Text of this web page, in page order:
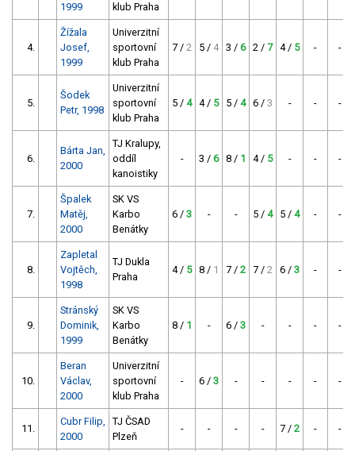
1999
klub Praha
4.
Žížala
Josef,
1999
Univerzitní
sportovní
klub Praha
7 / 2 5 / 4 3 / 6 2 / 7 4 / 5 - -
5.
Šodek
Petr, 1998
Univerzitní
sportovní
klub Praha
5 / 4 4 / 5 5 / 4 6 / 3 - - -
6.
Bárta Jan,
2000
TJ Kralupy,
oddíl
kanoistiky
- 3 / 6 8 / 1 4 / 5 - - -
7.
Špalek
Matěj,
2000
SK VS
Karbo
Benátky
6 / 3 - - 5 / 4 5 / 4 - -
8.
Zapletal
Vojtěch,
1998
TJ Dukla
Praha
4 / 5 8 / 1 7 / 2 7 / 2 6 / 3 - -
9.
Stránský
Dominik,
1999
SK VS
Karbo
Benátky
8 / 1 - 6 / 3 - - - -
10.
Beran
Václav,
2000
Univerzitní
sportovní
klub Praha
- 6 / 3 - - - - -
11.
Cubr Filip,
2000
TJ ČSAD
Plzeň
- - - - 7 / 2 - -